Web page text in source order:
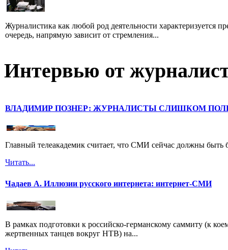
Журналистика как любой род деятельности характеризуется
очередь, напрямую зависит от стремления...
Интервью от
ВЛАДИМИР ПОЗНЕР: ЖУРНАЛИСТЫ СЛИШКОМ
Главный телеакадемик считает, что СМИ сейчас должны быть
Читать...
Чадаев А. Иллюзии русского интернета: интернет-СМИ
В рамках подготовки к российско-германскому саммиту (к
жертвенных танцев вокруг НТВ) на...